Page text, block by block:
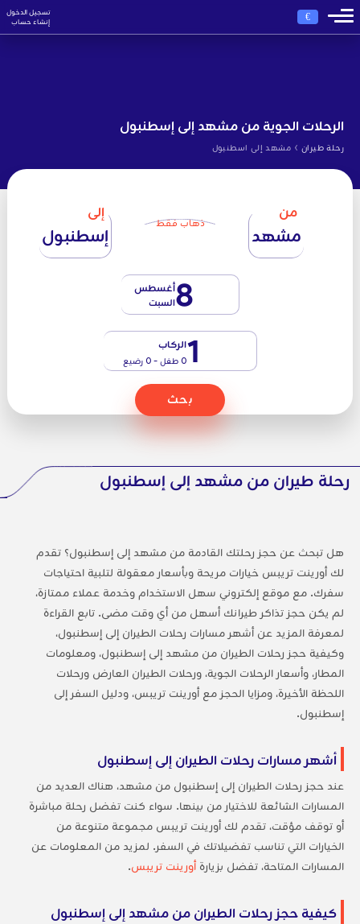
€
تسجيل الدخول
إنشاء حساب
الرحلات الجوية من مشهد إلى إسطنبول
رحلة طيران › مشهد إلى اسطنبول
من
مشهد ذهاب فقط
إلى
إسطنبول
8أغسطس
السبت
1الركاب
0 طفل - 0 رضيع
بحث
رحلة طيران من مشهد إلى إسطنبول
هل تبحث عن حجز رحلتك القادمة من مشهد إلى إسطنبول؟ تقدم
لك أورينت تريبس خيارات مريحة وبأسعار معقولة لتلبية احتياجات
سفرك. مع موقع إلكتروني سهل الاستخدام وخدمة عملاء ممتازة،
لم يكن حجز تذاكر طيرانك أسهل من أي وقت مضى. تابع القراءة
لمعرفة المزيد عن أشهر مسارات رحلات الطيران إلى إسطنبول،
وكيفية حجز رحلات الطيران من مشهد إلى إسطنبول، ومعلومات
المطار، وأسعار الرحلات الجوية، ورحلات الطيران العارض ورحلات
اللحظة الأخيرة، ومزايا الحجز مع أورينت تريبس، ودليل السفر إلى
إسطنبول.
أشهر مسارات رحلات الطيران إلى إسطنبول
عند حجز رحلات الطيران إلى إسطنبول من مشهد، هناك العديد من
المسارات الشائعة للاختيار من بينها. سواء كنت تفضل رحلة مباشرة
أو توقف مؤقت، تقدم لك أورينت تريبس مجموعة متنوعة من
الخيارات التي تناسب تفضيلاتك في السفر. لمزيد من المعلومات عن
المسارات المتاحة، تفضل بزيارةأورينت تريبس.
كيفية حجز رحلات الطيران من مشهد إلى إسطنبول